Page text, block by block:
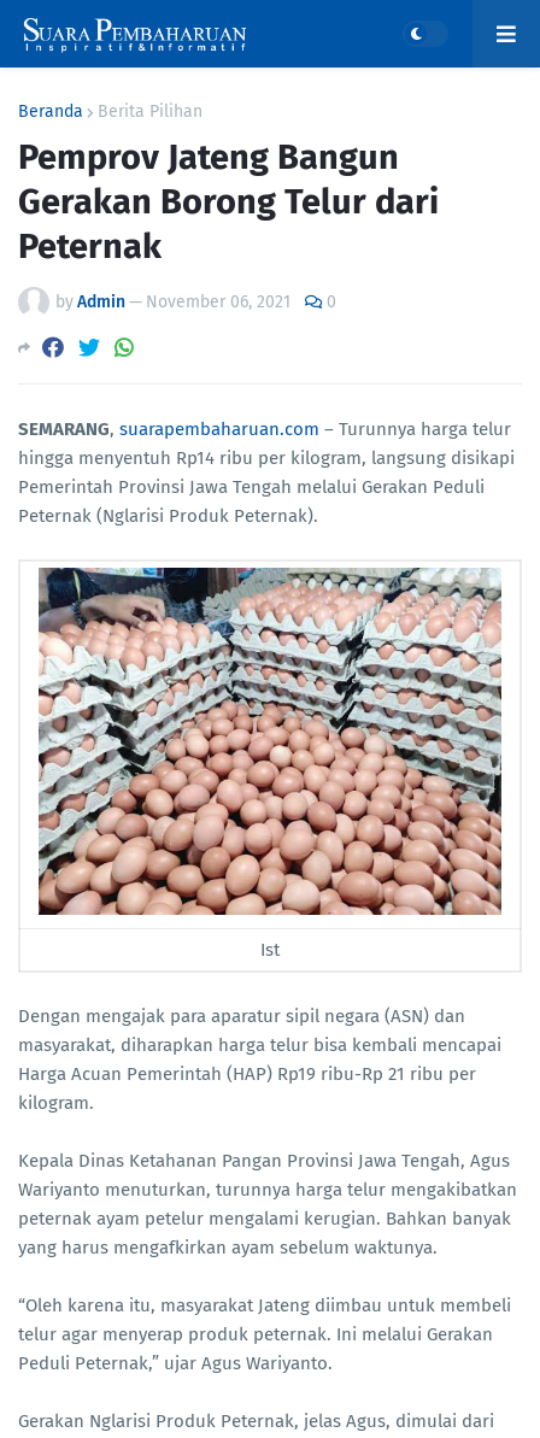
Beranda Berita Pilihan
Pemprov Jateng Bangun
Gerakan Borong Telur dari
Peternak
byAdmin— November 06, 2021 0
SEMARANG, suarapembaharuan.com – Turunnya harga telur
hingga menyentuh Rp14 ribu per kilogram, langsung disikapi
Pemerintah Provinsi Jawa Tengah melalui Gerakan Peduli
Peternak (Nglarisi Produk Peternak).
Ist
Dengan mengajak para aparatur sipil negara (ASN) dan
masyarakat, diharapkan harga telur bisa kembali mencapai
Harga Acuan Pemerintah (HAP) Rp19 ribu-Rp 21 ribu per
kilogram.
Kepala Dinas Ketahanan Pangan Provinsi Jawa Tengah, Agus
Wariyanto menuturkan, turunnya harga telur mengakibatkan
peternak ayam petelur mengalami kerugian. Bahkan banyak
yang harus mengafkirkan ayam sebelum waktunya.
“Oleh karena itu, masyarakat Jateng diimbau untuk membeli
telur agar menyerap produk peternak. Ini melalui Gerakan
Peduli Peternak,” ujar Agus Wariyanto.
Gerakan Nglarisi Produk Peternak, jelas Agus, dimulai dari